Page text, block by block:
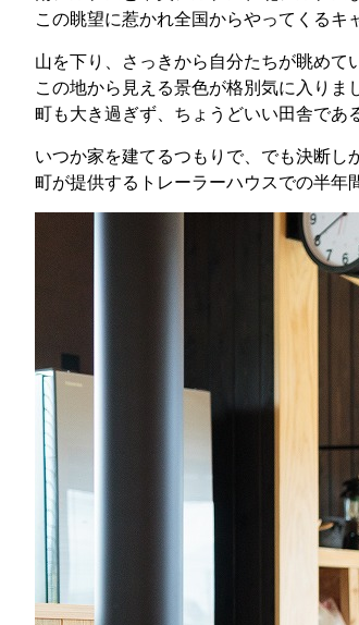
この眺望に惹かれ全国からやってくる
山を下り、さっきから自分たちが眺め
この地から見える景色が格別気に入りま
町も大き過ぎず、ちょうどいい田舎であ
いつか家を建てるつもりで、でも決断し
町が提供するトレーラーハウスでの半年